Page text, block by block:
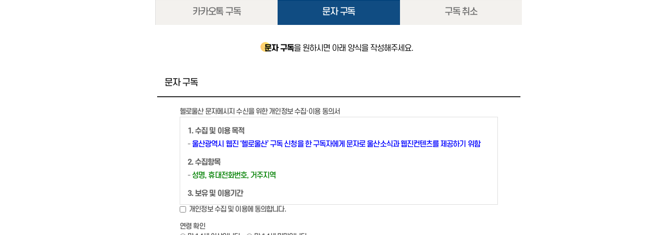
카카오톡 구독 문자 구독 구독 취소
문자 구독을 원하시면 아래 양식을 작성해주세요.
문자 구독
헬로울산 문자메시지 수신을 위한 개인정보 수집·이용 동의서
1. 수집 및 이용 목적
- 울산광역시 웹진 ‘헬로울산’ 구독 신청을 한 구독자에게 문자로 울산소식과 웹진컨텐츠를 제공하기 위함
2. 수집항목
- 성명, 휴대전화번호, 거주지역
3. 보유 및 이용기간
-웹진 서비스 이용 시부터 운영 종료 시까지 이용하며, 운영 종료 시 즉시 파기함
개인정보 수집 및 이용에 동의합니다.
연령 확인